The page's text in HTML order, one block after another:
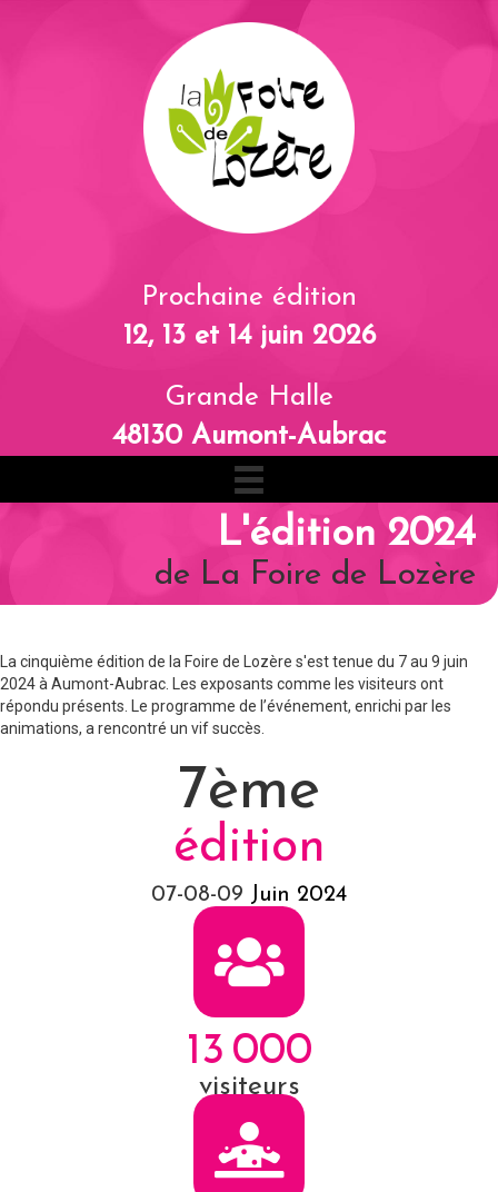
Prochaine édition
12, 13 et 14 juin 2026
Grande Halle
48130 Aumont-Aubrac
L'édition 2024
de La Foire de Lozère
La cinquième édition de la Foire de Lozère s'est tenue du 7 au 9 juin
2024 à Aumont-Aubrac. Les exposants comme les visiteurs ont
répondu présents. Le programme de l’événement, enrichi par les
animations, a rencontré un vif succès.
7ème
édition
07-08-09 Juin 2024
13 000
visiteurs